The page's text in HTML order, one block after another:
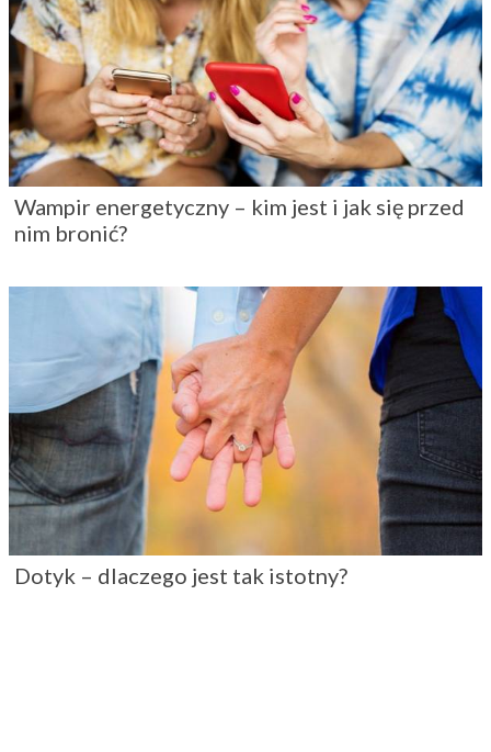
Wampir energetyczny – kim jest i jak się przed
nim bronić?
Dotyk – dlaczego jest tak istotny?